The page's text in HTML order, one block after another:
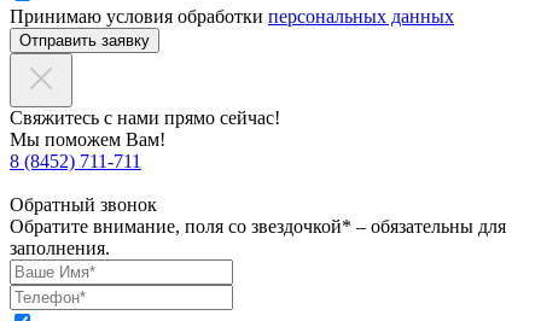
Принимаю условия обработки персональных данных
Отправить заявку
Свяжитесь с нами прямо сейчас!
Мы поможем Вам!
8 (8452) 711-711
Обратный звонок
Обратите внимание, поля со звездочкой* – обязательны для
заполнения.